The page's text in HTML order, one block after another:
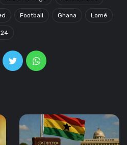
Football Ghana Lomé
TwitterWhatsApp